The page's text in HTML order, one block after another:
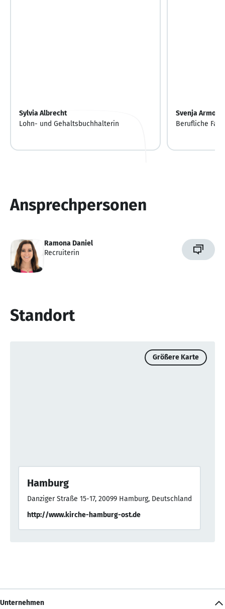
Sylvia Albrecht
Lohn- und Gehaltsbuchhalterin
Svenja
Berufliche
Ansprechpersonen
Ramona Daniel
Recruiterin
Standort
Größere Karte
Hamburg
Danziger Straße 15-17, 20099 Hamburg, Deutschland
http://www.kirche-hamburg-ost.de
Unternehmen